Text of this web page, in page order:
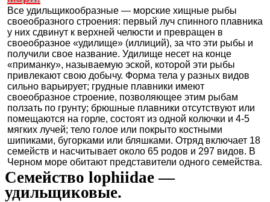
Все удильщикообразные — морские хищные рыбы
своеобразного строения: первый луч спинного плавника
у них сдвинут к верхней челюсти и превращен в
своеобразное «удилище» (иллиций), за что эти рыбы и
получили свое название. Удилище несет на конце
«приманку», называемую эской, которой эти рыбы
привлекают свою добычу. Форма тела у разных видов
сильно варьирует; грудные плавники имеют
своеобразное строение, позволяющее этим рыбам
ползать по грунту; брюшные плавники отсутствуют или
помещаются на горле, состоят из одной колючки и 4-5
мягких лучей; тело голое или покрыто костными
шипиками, бугорками или бляшками. Отряд включает 18
семейств и насчитывает около 65 родов и 297 видов. В
Черном море обитают представители одного семейства.
Семейство lophiidae —
удильщиковые.